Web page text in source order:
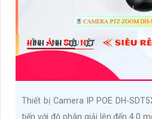
Thiết bị Camera IP POE DH-
tiến với độ phân giải lên đến 4.0